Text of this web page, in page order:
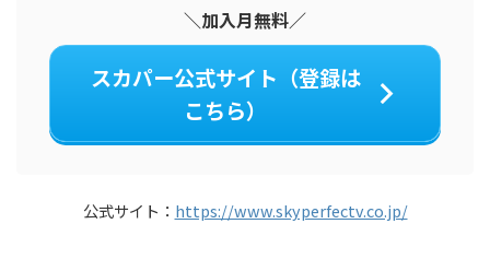
＼加入月無料／
スカパー公式サイト（登録は
こちら）
公式サイト： https://www.skyperfectv.co.jp/